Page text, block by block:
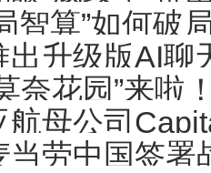
智算”如何破
出升级版AI聊
奈花园”来啦
航母公司
当劳中国签署